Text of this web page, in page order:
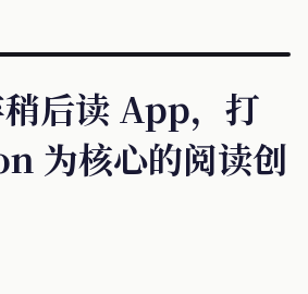
后读 App，打
为核心的阅读创